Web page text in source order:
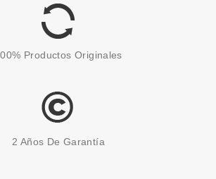
Productos Originales
2 Años De Garantía